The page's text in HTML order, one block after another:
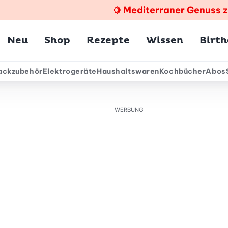
🍋 Mediterraner Genuss
Neu Shop Rezepte Wissen
ElektrogeräteHaushaltswarenKochbücherAbos
WERBUNG